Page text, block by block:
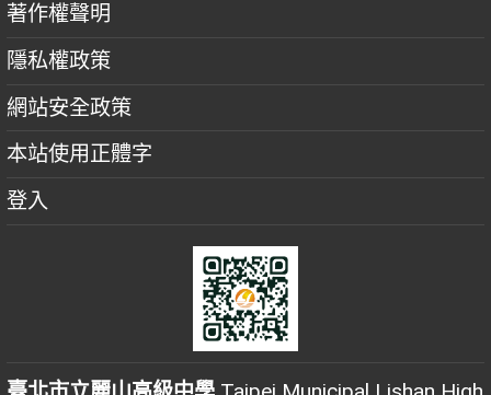
著作權聲明
隱私權政策
網站安全政策
本站使用正體字
登入